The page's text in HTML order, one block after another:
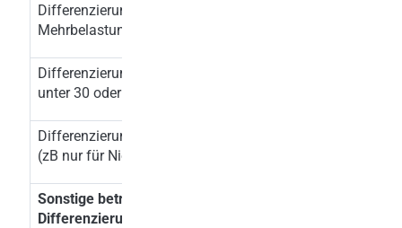
Differenzierung nach Behinderung oder
Mehrbelastung durch Behinderung
Differenzierung nach Altersgruppen (zB
unter 30 oder über 55 Jahre)
Differenzierung nach Einkommenshöhe
(zB nur für Niedrigverdiener)
Sonstige betriebliche
Differenzierungen